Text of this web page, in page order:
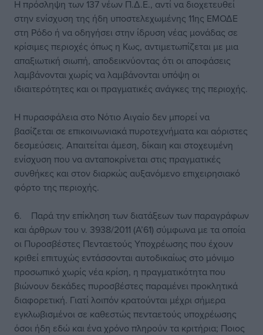
Η πρόσληψη των 137 νέων Π.Δ.Ε., αντί να διοχετευθεί
στην ενίσχυση της ήδη υποστελεχωμένης 11ης ΕΜΟΔΕ
στη Ρόδο ή να οδηγήσει στην ίδρυση νέας μονάδας σε
κρίσιμες περιοχές όπως η Κως, αντιμετωπίζεται με μια
απαξιωτική σιωπή, αποδεικνύοντας ότι οι αποφάσεις
λαμβάνονται χωρίς να λαμβάνονται υπόψη οι
ιδιαιτερότητες και οι πραγματικές ανάγκες της περιοχής.
Η πυρασφάλεια στο Νότιο Αιγαίο δεν μπορεί να
βασίζεται σε επικοινωνιακά πυροτεχνήματα και αόριστες
δεσμεύσεις. Απαιτείται άμεση, δίκαιη και στοχευμένη
ενίσχυση που να ανταποκρίνεται στις πραγματικές
συνθήκες και στον διαρκώς αυξανόμενο επιχειρησιακό
φόρτο της περιοχής.
6. Παρά την επίκληση των διατάξεων των παραγράφων
και άρθρων του ν. 3938/2011 (Α’61) σύμφωνα με τα οποία
οι Πυροσβέστες Πενταετούς Υποχρέωσης που έχουν
κριθεί επιτυχώς εντάσσονται αυτοδικαίως στο μόνιμο
προσωπικό χωρίς νέα κρίση, η πραγματικότητα που
βιώνουν δεκάδες πυροσβέστες παραμένει προκλητικά
διαφορετική. Γιατί λοιπόν κρατούνται μέχρι σήμερα
εγκλωβισμένοι σε καθεστώς πενταετούς υποχρέωσης
όσοι ήδη εδώ και ένα χρόνο πληρούν τα κριτήρια; Ποιος